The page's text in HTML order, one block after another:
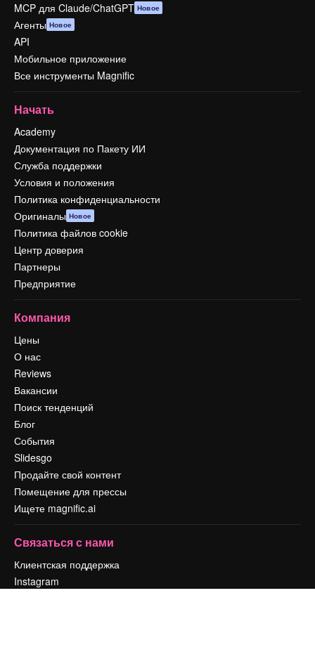
MCP для Claude/ChatGPT Новое
Агенты Новое
API
Мобильное приложение
Все инструменты Magnific
Начать
Academy
Документация по Пакету ИИ
Служба поддержки
Условия и положения
Политика конфиденциальности
Оригиналы Новое
Политика файлов cookie
Центр доверия
Партнеры
Предприятие
Компания
Цены
О нас
Reviews
Вакансии
Поиск тенденций
Блог
События
Slidesgo
Продайте свой контент
Помещение для прессы
Ищете magnific.ai
Связаться с нами
Клиентская поддержка
Instagram